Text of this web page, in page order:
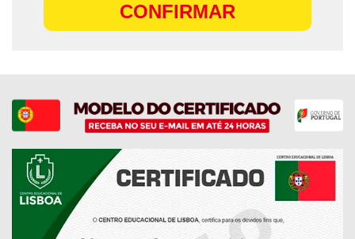
CONFIRMAR